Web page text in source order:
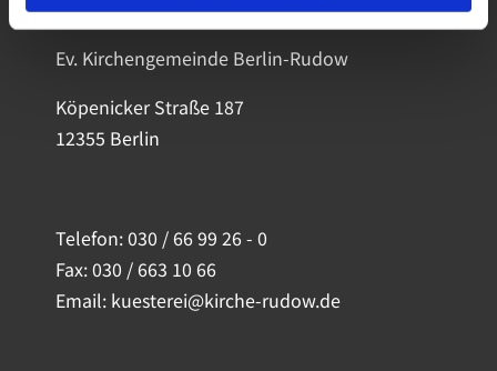
Ev. Kirchengemeinde Berlin-Rudow
Köpenicker Straße 187
12355 Berlin
Telefon:030 / 66 99 26 - 0
Fax: 030 / 663 10 66
Email: kuesterei@kirche-rudow.de